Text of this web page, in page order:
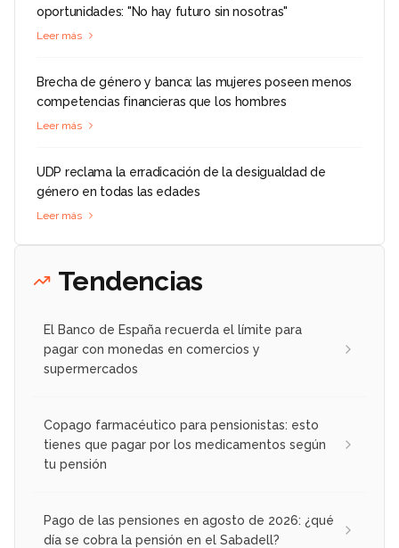
oportunidades: "No hay futuro sin nosotras"
Leer más
Brecha de género y banca: las mujeres poseen menos
competencias financieras que los hombres
Leer más
UDP reclama la erradicación de la desigualdad de
género en todas las edades
Leer más
Tendencias
El Banco de España recuerda el límite para
pagar con monedas en comercios y
supermercados
Copago farmacéutico para pensionistas: esto
tienes que pagar por los medicamentos según
tu pensión
Pago de las pensiones en agosto de 2026: ¿qué
día se cobra la pensión en el Sabadell?